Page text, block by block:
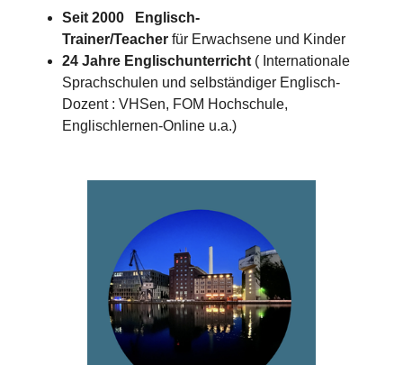
Seit 2000 Englisch-
Trainer/Teacherfür Erwachsene und Kinder
24 Jahre Englischunterricht( Internationale
Sprachschulen und selbständiger Englisch-
Dozent : VHSen, FOM Hochschule,
Englischlernen-Online u.a.)